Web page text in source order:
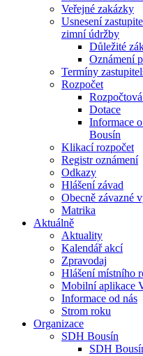
Veřejné zakázky
Usnesení
zimní údržby
Důležité
Oznámení
Termíny
Rozpočet
Dotace
Informace
Bousín
Klikací rozpočet
Registr oznámení
Odkazy
Hlášení závad
Obecně závazné
Matrika
Aktuálně
Aktuality
Kalendář akcí
Zpravodaj
Hlášení místního
Mobilní aplikace
Informace od nás
Strom roku
Organizace
SDH Bousín
SDH